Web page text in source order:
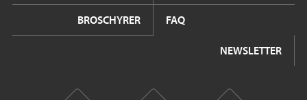
BROSCHYRER FAQ
NEWSLETTER